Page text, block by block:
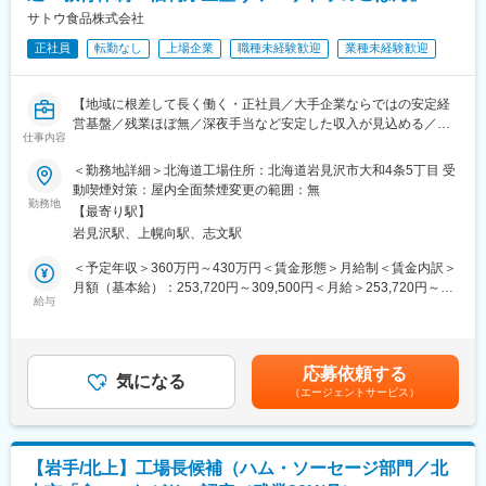
応。高い技術力を活かしたOEM製造も行い、全国各地へ製品を展
開しています。
ークを重視した職場環境です。情報共有や意見交換も活発です。
経営基盤が安定しており、リーダー候補として裁量を持って働け
ます。製品の安全・安心に直結する社会貢献性の高い業務です。
■教育体制
OJTや社内研修を通じて、現場での実践的なノウハウを身につけ
られます。未経験分野も丁寧にサポートする体制です。
■想定されるキャリアパス
将来的には品質管理部門のリーダーやマネージャーなど管理職へ
■企業の特徴/魅力
創業以来「安心・安全な食品づくり」を追求し続けてきた老舗メ
サトウ食品株式会社
正社員 転勤なし 上場企業 職種未経験歓迎 業種未経験歓迎
仕事内容
【地域に根差して長く働く・正社員／大手企業ならではの安定経
営基盤／残業ほぼ無／深夜手当など安定した収入が見込める／機
■当ポジションについて
東証スタンダード上場、国内トップクラスの食品メーカーである
サトウ食品株式会社。「サトウのごはん」でおなじみの当社で
は、地域に根ざして長く働ける地域限定正社員を募集していま
す。大手企業ならではの安定した経営基盤と、充実した福利厚
生・教育体制が整っており、未経験からでも安心して製造職にチ
ャレンジできる環境です。
2交替（餅工場）・3交替（米飯工場）選べます。
夜勤を含む勤務ですが、深夜手当などが充実しており、日勤のみ
より安定した収入が見込めます。平日昼間に自由な時間を確保し
・転勤なしの地域限定正社員
勤務地
＜勤務地詳細＞北海道工場住所：北海道岩見沢市大和4条5丁目 受
動喫煙対策：屋内全面禁煙変更の範囲：無
【最寄り駅】
岩見沢駅、上幌向駅、志文駅
給与
＜予定年収＞360万円～430万円＜賃金形態＞月給制＜賃金内訳＞
月額（基本給）：253,720円～309,500円＜月給＞253,720円～
す。月給(月額)は固定手当を含めた表記です。
気になる 応募依頼する
（エージェントサービス）
【岩手/北上】工場長候補（ハム・ソーセージ部門／北